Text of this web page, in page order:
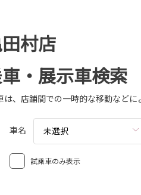
村店
・展示車検索
は、店舗間での一時的な移動など
車名 未選択
試乗車のみ表示